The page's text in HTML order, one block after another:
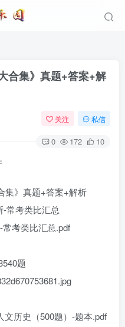
合集》真题+答案+解
关注 私信
0 172 10
集》真题+答案+解析
常考类比汇总
考类比汇总.pdf
题
历史（500题）-题本.pdf